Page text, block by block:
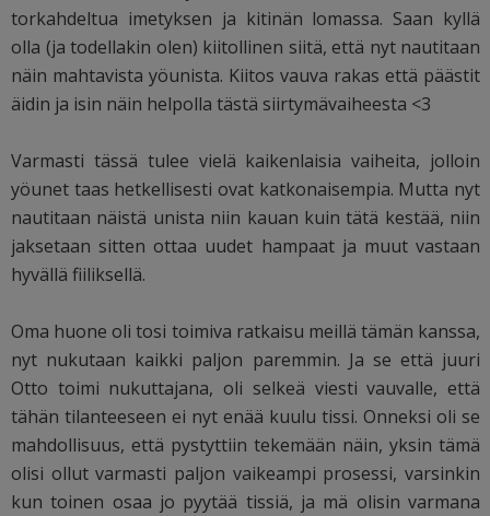
torkahdeltua imetyksen ja kitinän lomassa. Saan kyllä
olla (ja todellakin olen) kiitollinen siitä, että nyt nautitaan
näin mahtavista yöunista. Kiitos vauva rakas että päästit
äidin ja isin näin helpolla tästä siirtymävaiheesta <3
Varmasti tässä tulee vielä kaikenlaisia vaiheita, jolloin
yöunet taas hetkellisesti ovat katkonaisempia. Mutta nyt
nautitaan näistä unista niin kauan kuin tätä kestää, niin
jaksetaan sitten ottaa uudet hampaat ja muut vastaan
hyvällä fiiliksellä.
Oma huone oli tosi toimiva ratkaisu meillä tämän kanssa,
nyt nukutaan kaikki paljon paremmin. Ja se että juuri
Otto toimi nukuttajana, oli selkeä viesti vauvalle, että
tähän tilanteeseen ei nyt enää kuulu tissi. Onneksi oli se
mahdollisuus, että pystyttiin tekemään näin, yksin tämä
olisi ollut varmasti paljon vaikeampi prosessi, varsinkin
kun toinen osaa jo pyytää tissiä, ja mä olisin varmana